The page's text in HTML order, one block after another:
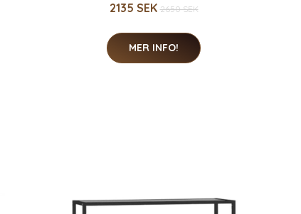
2135 SEK 2650 SEK
MER INFO!